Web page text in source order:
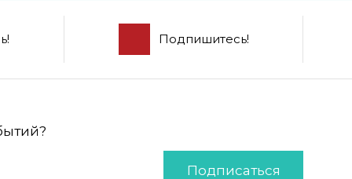
Подпишитесь!
Подписаться